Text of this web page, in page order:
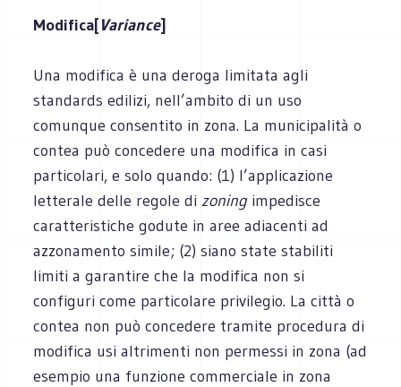
Modifica[Variance]
Una modifica è una deroga limitata agli
standards edilizi, nell’ambito di un uso
comunque consentito in zona. La municipalità o
contea può concedere una modifica in casi
particolari, e solo quando: (1) l’applicazione
letterale delle regole di zoningimpedisce
caratteristiche godute in aree adiacenti ad
azzonamento simile; (2) siano state stabiliti
limiti a garantire che la modifica non si
configuri come particolare privilegio. La città o
contea non può concedere tramite procedura di
modifica usi altrimenti non permessi in zona (ad
esempio una funzione commerciale in zona